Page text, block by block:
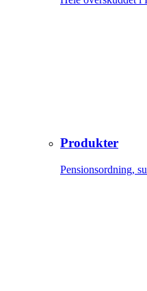
Produkter
Pensionsordning,